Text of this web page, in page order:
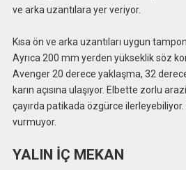
ve arka uzantılara yer veriyor.
Kısa ön ve arka uzantıları uygun
Ayrıca 200 mm yerden yükseklik söz
Avenger 20 derece yaklaşma, 32
karın açısına ulaşıyor. Elbette zorlu
çayırda patikada özgürce
vurmuyor.
YALIN İÇ MEKAN